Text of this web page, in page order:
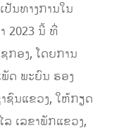
ນທາງການໃນ
2023 ນີ້ ທີ່
ກອງ, ໂດຍການ
ພັດ ພະຍົນ ຮອງ
ຊົນແຂວງ, ໃຫ້ກຽດ
ເລຂາພັກແຂວງ,